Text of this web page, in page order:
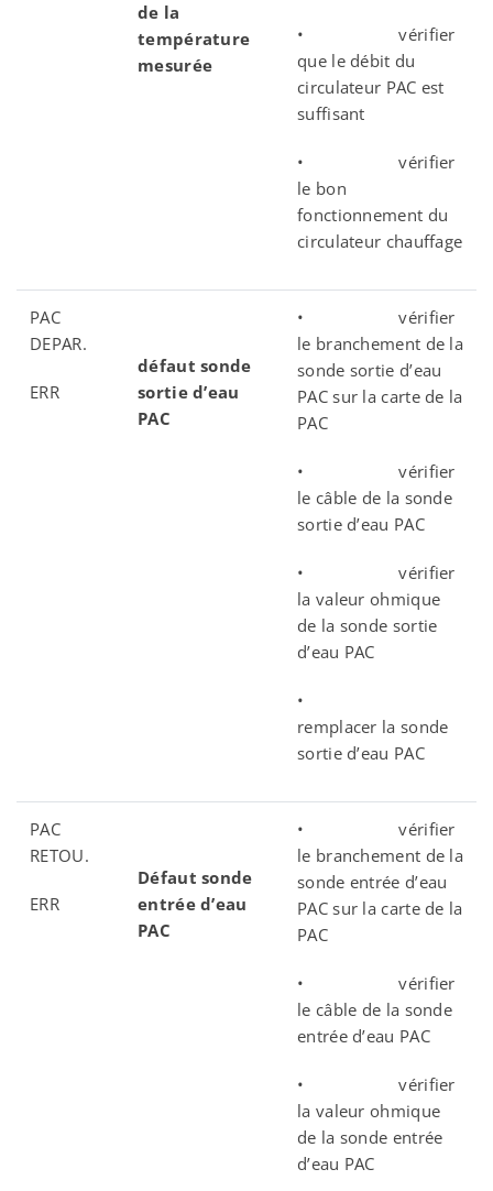
de la
température
mesurée
• vérifier
que le débit du
circulateur PAC est
suffisant
• vérifier
le bon
fonctionnement du
circulateur chauffage
PAC
DEPAR.
ERR
défaut sonde
sortie d’eau
PAC
• vérifier
le branchement de la
sonde sortie d’eau
PAC sur la carte de la
PAC
• vérifier
le câble de la sonde
sortie d’eau PAC
• vérifier
la valeur ohmique
de la sonde sortie
d’eau PAC
•
remplacer la sonde
sortie d’eau PAC
PAC
RETOU.
ERR
Défaut sonde
entrée d’eau
PAC
• vérifier
le branchement de la
sonde entrée d’eau
PAC sur la carte de la
PAC
• vérifier
le câble de la sonde
entrée d’eau PAC
• vérifier
la valeur ohmique
de la sonde entrée
d’eau PAC